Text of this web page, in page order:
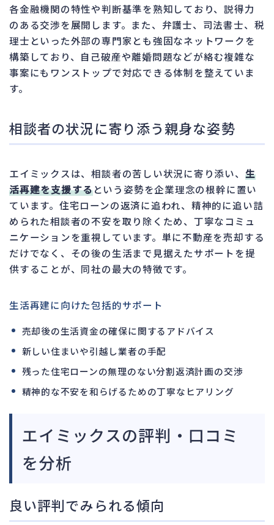
各金融機関の特性や判断基準を熟知しており、説得力
のある交渉を展開します。また、弁護士、司法書士、税
理士といった外部の専門家とも強固なネットワークを
構築しており、自己破産や離婚問題などが絡む複雑な
事案にもワンストップで対応できる体制を整えていま
す。
相談者の状況に寄り添う親身な姿勢
エイミックスは、相談者の苦しい状況に寄り添い、 生
活再建を支援するという姿勢を企業理念の根幹に置い
ています。住宅ローンの返済に追われ、精神的に追い詰
められた相談者の不安を取り除くため、丁寧なコミュ
ニケーションを重視しています。単に不動産を売却する
だけでなく、その後の生活まで見据えたサポートを提
供することが、同社の最大の特徴です。
生活再建に向けた包括的サポート
売却後の生活資金の確保に関するアドバイス
新しい住まいや引越し業者の手配
残った住宅ローンの無理のない分割返済計画の交渉
精神的な不安を和らげるための丁寧なヒアリング
エイミックスの評判・口コミ
を分析
良い評判でみられる傾向